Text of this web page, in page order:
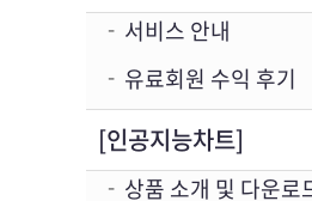
서비스 안내
유료회원 수익 후기
[인공지능차트]
상품 소개 및 다운로